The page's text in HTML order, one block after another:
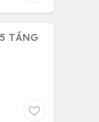
TẦNG